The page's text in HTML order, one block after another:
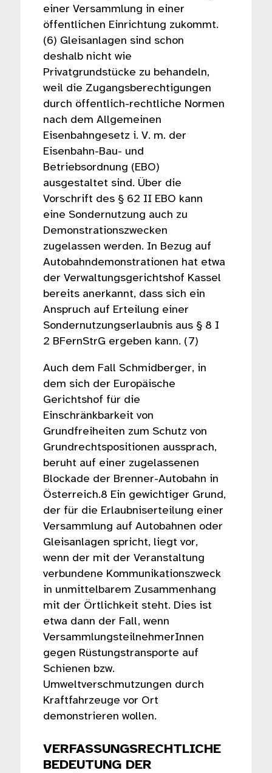
einer Versammlung in einer
öffentlichen Einrichtung zukommt.
(6) Gleisanlagen sind schon
deshalb nicht wie
Privatgrundstücke zu behandeln,
weil die Zugangsberechtigungen
durch öffentlich-rechtliche Normen
nach dem Allgemeinen
Eisenbahngesetz i. V. m. der
Eisenbahn-Bau- und
Betriebsordnung (EBO)
ausgestaltet sind. Über die
Vorschrift des § 62 II EBO kann
eine Sondernutzung auch zu
Demonstrationszwecken
zugelassen werden. In Bezug auf
Autobahndemonstrationen hat etwa
der Verwaltungsgerichtshof Kassel
bereits anerkannt, dass sich ein
Anspruch auf Erteilung einer
Sondernutzungserlaubnis aus § 8 I
2 BFernStrG ergeben kann. (7)
Auch dem Fall Schmidberger, in
dem sich der Europäische
Gerichtshof für die
Einschränkbarkeit von
Grundfreiheiten zum Schutz von
Grundrechtspositionen aussprach,
beruht auf einer zugelassenen
Blockade der Brenner-Autobahn in
Österreich.8 Ein gewichtiger Grund,
der für die Erlaubniserteilung einer
Versammlung auf Autobahnen oder
Gleisanlagen spricht, liegt vor,
wenn der mit der Veranstaltung
verbundene Kommunikationszweck
in unmittelbarem Zusammenhang
mit der Örtlichkeit steht. Dies ist
etwa dann der Fall, wenn
VersammlungsteilnehmerInnen
gegen Rüstungstransporte auf
Schienen bzw.
Umweltverschmutzungen durch
Kraftfahrzeuge vor Ort
demonstrieren wollen.
VERFASSUNGSRECHTLICHE
BEDEUTUNG DER